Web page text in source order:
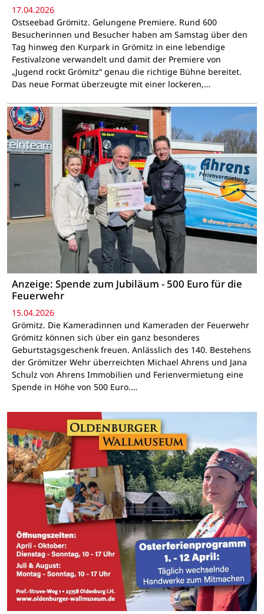
17.04.2026
Ostseebad Grömitz. Gelungene Premiere. Rund 600
Besucherinnen und Besucher haben am Samstag über den
Tag hinweg den Kurpark in Grömitz in eine lebendige
Festivalzone verwandelt und damit der Premiere von
„Jugend rockt Grömitz“ genau die richtige Bühne bereitet.
Das neue Format überzeugte mit einer lockeren,…
Anzeige: Spende zum Jubiläum - 500 Euro für die
Feuerwehr
15.04.2026
Grömitz. Die Kameradinnen und Kameraden der Feuerwehr
Grömitz können sich über ein ganz besonderes
Geburtstagsgeschenk freuen. Anlässlich des 140. Bestehens
der Grömitzer Wehr überreichten Michael Ahrens und Jana
Schulz von Ahrens Immobilien und Ferienvermietung eine
Spende in Höhe von 500 Euro.…